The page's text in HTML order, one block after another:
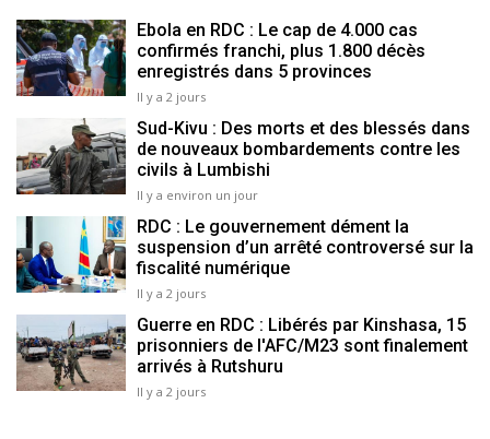
Ebola en RDC : Le cap de 4.000 cas
confirmés franchi, plus 1.800 décès
enregistrés dans 5 provinces
Il y a 2 jours
Sud-Kivu : Des morts et des blessés dans
de nouveaux bombardements contre les
civils à Lumbishi
Il y a environ un jour
RDC : Le gouvernement dément la
suspension d’un arrêté controversé sur la
fiscalité numérique
Il y a 2 jours
Guerre en RDC : Libérés par Kinshasa, 15
prisonniers de l'AFC/M23 sont finalement
arrivés à Rutshuru
Il y a 2 jours